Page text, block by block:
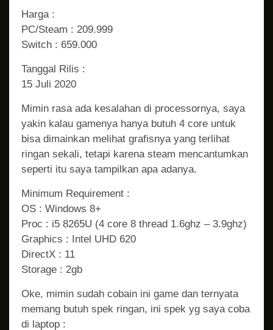
Harga :
PC/Steam : 209.999
Switch : 659.000
Tanggal Rilis :
15 Juli 2020
Mimin rasa ada kesalahan di processornya, saya
yakin kalau gamenya hanya butuh 4 core untuk
bisa dimainkan melihat grafisnya yang terlihat
ringan sekali, tetapi karena steam mencantumkan
seperti itu saya tampilkan apa adanya.
Minimum Requirement :
OS : Windows 8+
Proc : i5 8265U (4 core 8 thread 1.6ghz – 3.9ghz)
Graphics : Intel UHD 620
DirectX : 11
Storage : 2gb
Oke, mimin sudah cobain ini game dan ternyata
memang butuh spek ringan, ini spek yg saya coba
di laptop :